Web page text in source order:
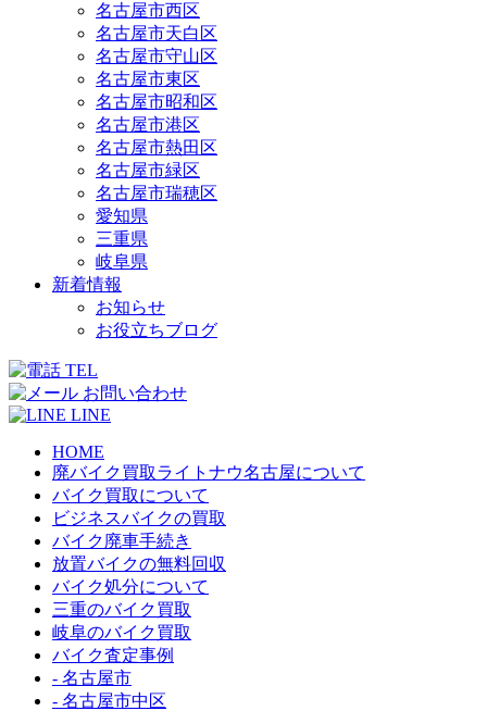
名古屋市西区
名古屋市天白区
名古屋市守山区
名古屋市東区
名古屋市昭和区
名古屋市港区
名古屋市熱田区
名古屋市緑区
名古屋市瑞穂区
愛知県
三重県
岐阜県
新着情報
お知らせ
お役立ちブログ
TEL
お問い合わせ
LINE
HOME
廃バイク買取ライトナウ名古屋について
バイク買取について
ビジネスバイクの買取
バイク廃車手続き
放置バイクの無料回収
バイク処分について
三重のバイク買取
岐阜のバイク買取
バイク査定事例
- 名古屋市
- 名古屋市中区